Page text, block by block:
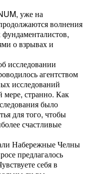
уже на
волнения
о взрывах и
исследовании
агентством
исследований
странно. Как
было
для того, чтобы
счастливые
Набережные Челны
предлагалось
себя в